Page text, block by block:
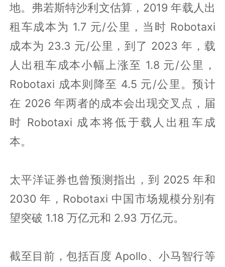
地。弗若斯特沙利文估算，2019 年载人出
租车成本为 1.7 元/公里，当时 Robotaxi
成本为 23.3 元/公里，到了 2023 年，载
人出租车成本小幅上涨至 1.8 元/公里，
Robotaxi 成本则降至 4.5 元/公里。预计
在 2026 年两者的成本会出现交叉点，届
时 Robotaxi 成本将低于载人出租车成
本。
太平洋证券也曾预测指出，到 2025 年和
2030 年，Robotaxi 中国市场规模分别有
望突破 1.18 万亿元和 2.93 万亿元。
截至目前，包括百度 Apollo、小马智行等